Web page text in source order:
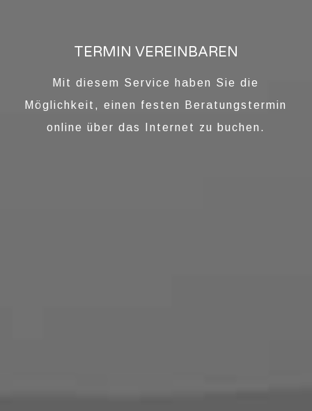
TERMIN VEREINBAREN
Mit diesem Service haben Sie die
Möglichkeit, einen festen Beratungstermin
online über das Internet zu buchen.